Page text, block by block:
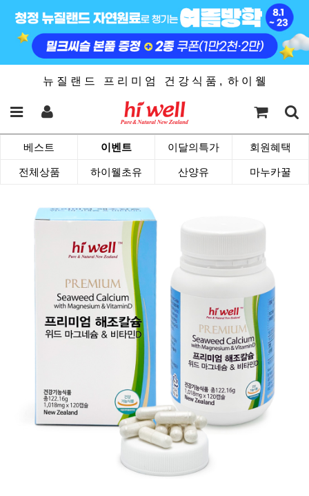
뉴 질 랜 드 프 리 미 엄 건 강 식 품 , 하 이 웰
베스트 이벤트 이달의특가 회원혜택
전체상품 하이웰초유 산양유 마누카꿀